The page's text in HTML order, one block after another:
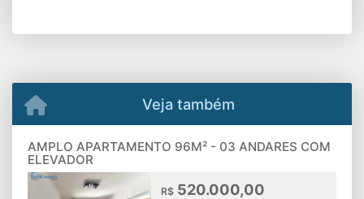
Veja também
AMPLO APARTAMENTO 96M² - 03 ANDARES COM
ELEVADOR
R$ 520.000,00